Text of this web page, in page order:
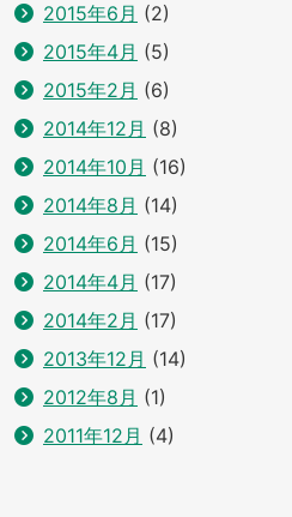
2015年6月 (2)
2015年4月 (5)
2015年2月 (6)
2014年12月 (8)
2014年10月 (16)
2014年8月 (14)
2014年6月 (15)
2014年4月 (17)
2014年2月 (17)
2013年12月 (14)
2012年8月 (1)
2011年12月 (4)